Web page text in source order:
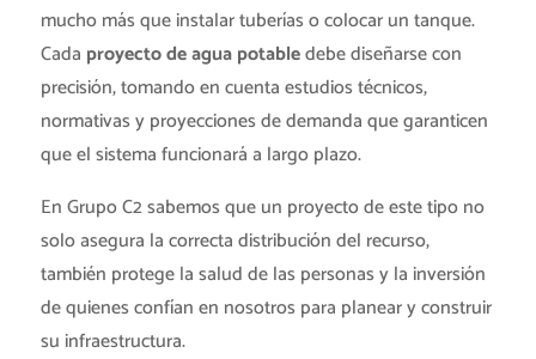
mucho más que instalar tuberías o colocar un tanque.
Cada proyecto de agua potabledebe diseñarse con
precisión, tomando en cuenta estudios técnicos,
normativas y proyecciones de demanda que garanticen
que el sistema funcionará a largo plazo.
En Grupo C2 sabemos que un proyecto de este tipo no
solo asegura la correcta distribución del recurso,
también protege la salud de las personas y la inversión
de quienes confían en nosotros para planear y construir
su infraestructura.